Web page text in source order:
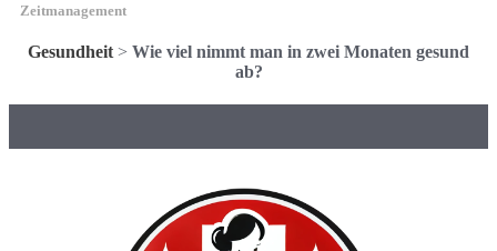
Zeitmanagement
Gesundheit > Wie viel nimmt man in zwei Monaten gesund
ab?